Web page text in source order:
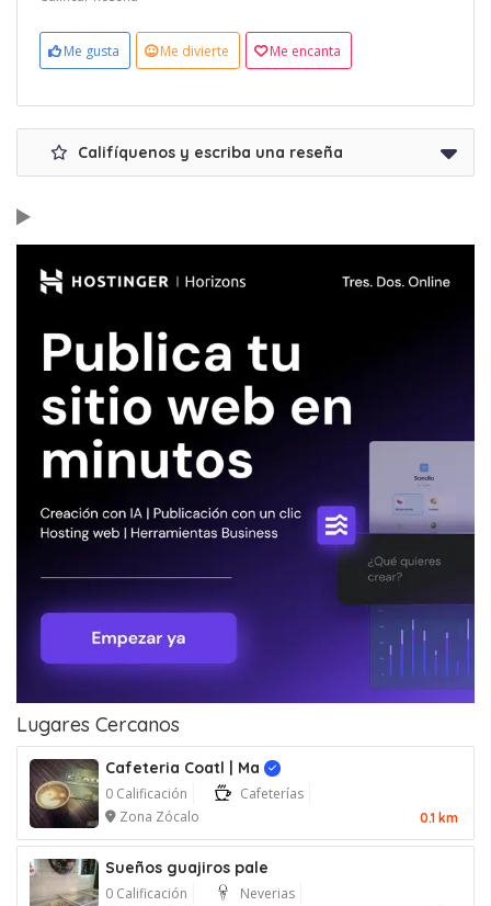
Me gusta Me divierte Me encanta
Califíquenos y escriba una reseña
Lugares Cercanos
Cafeteria Coatl | Ma
0 Calificación
Cafeterías
Zona Zócalo
0.1 km
Sueños guajiros pale
0 Calificación
Neverias